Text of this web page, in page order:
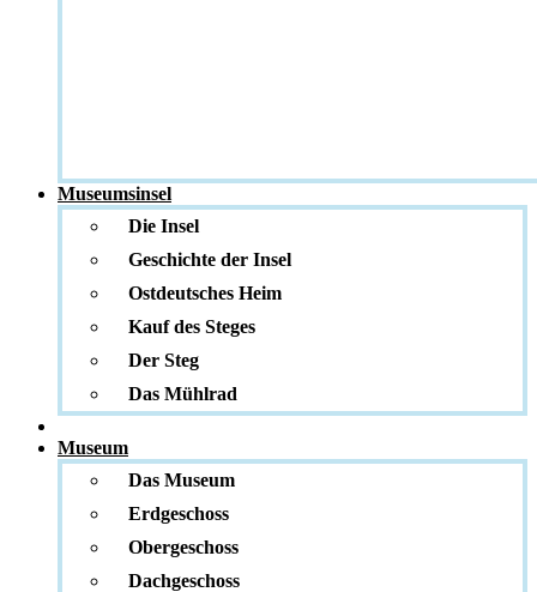
Museumsinsel
Die Insel
Geschichte der Insel
Ostdeutsches Heim
Kauf des Steges
Der Steg
Das Mühlrad
Museum
Das Museum
Erdgeschoss
Obergeschoss
Dachgeschoss